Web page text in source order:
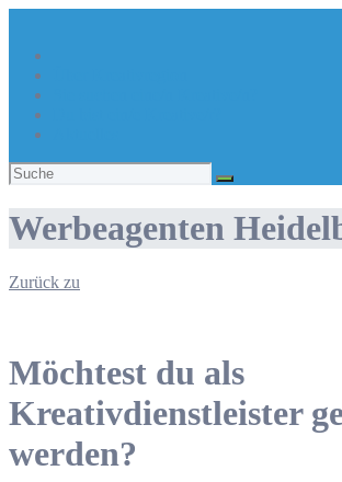
Suchen
nach:
Werbeagenten
Zurück zu
Möchtest du als
Kreativdienstleister
werden?